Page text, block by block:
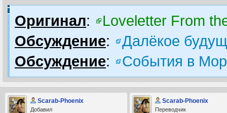
Оригинал:
Loveletter From
Обсуждение:
Далёкое
Обсуждение: События в
Scarab-Phoenix
Добавил
Scarab-Phoenix
Переводчик